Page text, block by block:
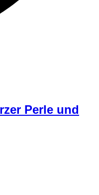
Perle und